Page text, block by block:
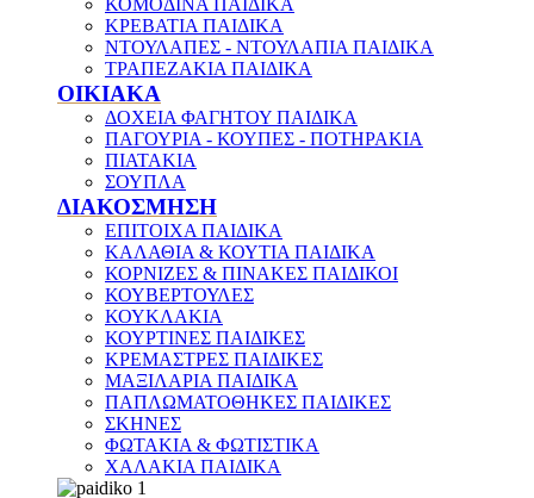
ΚΟΜΟΔΙΝΑ ΠΑΙΔΙΚΑ
ΚΡΕΒΑΤΙΑ ΠΑΙΔΙΚΑ
ΝΤΟΥΛΑΠΕΣ - ΝΤΟΥΛΑΠΙΑ ΠΑΙΔΙΚΑ
ΤΡΑΠΕΖΑΚΙΑ ΠΑΙΔΙΚΑ
ΟΙΚΙΑΚΑ
ΔΟΧΕΙΑ ΦΑΓΗΤΟΥ ΠΑΙΔΙΚΑ
ΠΑΓΟΥΡΙΑ - ΚΟΥΠΕΣ - ΠΟΤΗΡΑΚΙΑ
ΠΙΑΤΑΚΙΑ
ΣΟΥΠΛΑ
ΔΙΑΚΟΣΜΗΣΗ
ΕΠΙΤΟΙΧΑ ΠΑΙΔΙΚΑ
ΚΑΛΑΘΙΑ & ΚΟΥΤΙΑ ΠΑΙΔΙΚΑ
ΚΟΡΝΙΖΕΣ & ΠΙΝΑΚΕΣ ΠΑΙΔΙΚΟΙ
ΚΟΥΒΕΡΤΟΥΛΕΣ
ΚΟΥΚΛΑΚΙΑ
ΚΟΥΡΤΙΝΕΣ ΠΑΙΔΙΚΕΣ
ΚΡΕΜΑΣΤΡΕΣ ΠΑΙΔΙΚΕΣ
ΜΑΞΙΛΑΡΙΑ ΠΑΙΔΙΚΑ
ΠΑΠΛΩΜΑΤΟΘΗΚΕΣ ΠΑΙΔΙΚΕΣ
ΣΚΗΝΕΣ
ΦΩΤΑΚΙΑ & ΦΩΤΙΣΤΙΚΑ
ΧΑΛΑΚΙΑ ΠΑΙΔΙΚΑ